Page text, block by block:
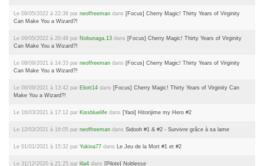
Le 09/05/2022 à 22:36 par neoffreeman dans [Focus] Cherry Magic! Thirty Years of Virginity
Can Make You a Wizard?!
Le 09/05/2022 à 20:48 par Nobunaga.13 dans [Focus] Cherry Magic! Thirty Years of Virginity
Can Make You a Wizard?!
Le 08/09/2021 à 14:33 par neoffreeman dans [Focus] Cherry Magic! Thirty Years of Virginity
Can Make You a Wizard?!
Le 08/09/2021 à 13:42 par Eliott14 dans [Focus] Cherry Magic! Thirty Years of Virginity Can
Make You a Wizard?!
Le 16/03/2021 à 17:12 par Kissbluelife dans [Yaoi] Hitorijime my Hero #2
Le 12/03/2021 à 16:05 par neoffreeman dans Sidooh #1 & #2 - Survivre grâce à sa lame
Le 01/01/2021 à 15:32 par Yukina77 dans Le Jeu de la Mort #1 et #2
Le 31/12/2020 à 21:25 par lila4 dans [Pilote] Noblesse